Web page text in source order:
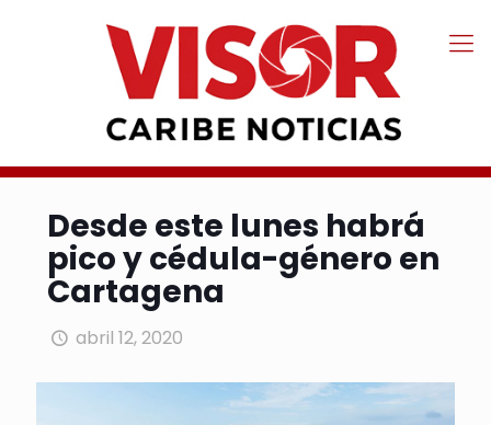
Desde este lunes habrá
pico y cédula-género en
Cartagena
abril 12, 2020